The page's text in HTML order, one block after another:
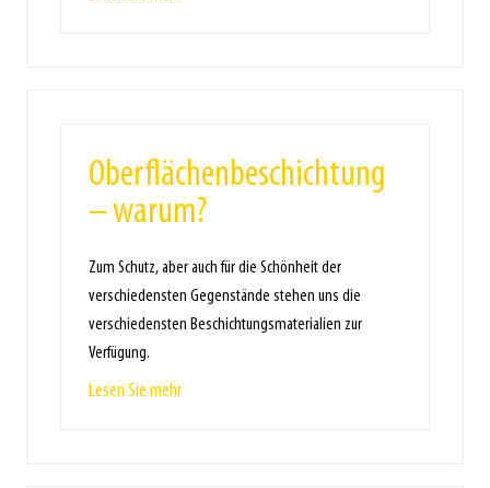
Oberflächenbeschichtung
– warum?
Zum Schutz, aber auch für die Schönheit der
verschiedensten Gegenstände stehen uns die
verschiedensten Beschichtungsmaterialien zur
Verfügung.
Lesen Sie mehr